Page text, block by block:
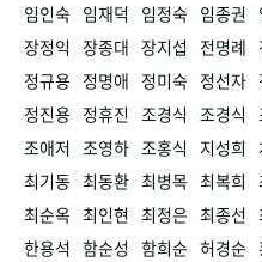
임인숙 임재덕 임정숙 임종권
장정익 장종대 장지섭 전명례
정규용 정명애 정미숙 정선자
정진용 정휴진 조경식 조경식
조애저 조영하 조홍식 지성희
최기동 최동환 최병목 최복희
최순옥 최인현 최정은 최종선
한용석 함순성 함희순 허경순